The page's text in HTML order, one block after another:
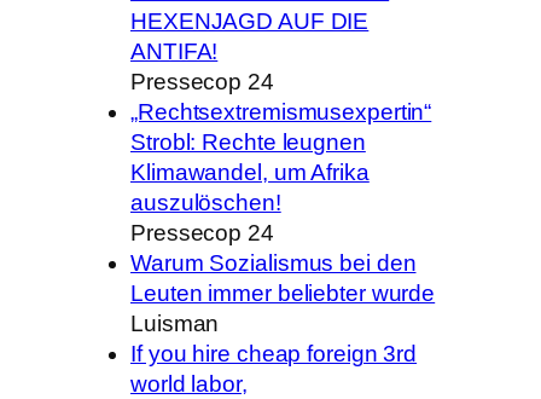
HEXENJAGD AUF DIE
ANTIFA!
Pressecop 24
„Rechtsextremismusexpertin“
Strobl: Rechte leugnen
Klimawandel, um Afrika
auszulöschen!
Pressecop 24
Warum Sozialismus bei den
Leuten immer beliebter wurde
Luisman
If you hire cheap foreign 3rd
world labor,